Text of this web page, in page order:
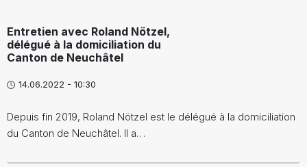
Entretien avec Roland Nötzel,
délégué à la domiciliation du
Canton de Neuchâtel
14.06.2022 - 10:30
Depuis fin 2019, Roland Nötzel est le délégué à la domiciliation
du Canton de Neuchâtel. Il a…